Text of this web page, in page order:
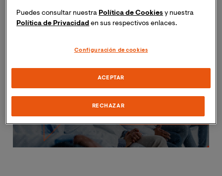
El informe se divide en4 grandes capítulos, cada uno
destinado a uno de los sectores tratados:
Imagen
Puedes consultar nuestra Política de Cookies y nuestra
Política de Privacidad en sus respectivos enlaces.
Configuración de cookies
RECHAZAR
ACEPTAR